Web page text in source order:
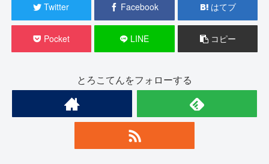
Twitter Facebook はてブ
Pocket LINE コピー
とろこてんをフォローする